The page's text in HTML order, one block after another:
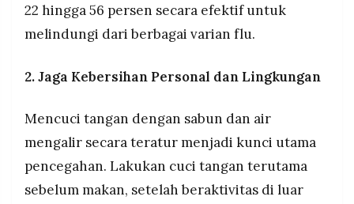
22 hingga 56 persen secara efektif untuk
melindungi dari berbagai varian flu.
2. Jaga Kebersihan Personal dan Lingkungan
Mencuci tangan dengan sabun dan air
mengalir secara teratur menjadi kunci utama
pencegahan. Lakukan cuci tangan terutama
sebelum makan, setelah beraktivitas di luar